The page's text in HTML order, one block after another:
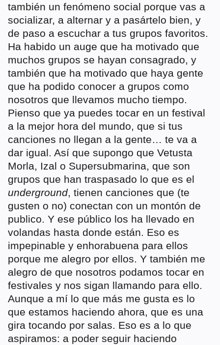
también un fenómeno social porque vas a
socializar, a alternar y a pasártelo bien, y
de paso a escuchar a tus grupos favoritos.
Ha habido un auge que ha motivado que
muchos grupos se hayan consagrado, y
también que ha motivado que haya gente
que ha podido conocer a grupos como
nosotros que llevamos mucho tiempo.
Pienso que ya puedes tocar en un festival
a la mejor hora del mundo, que si tus
canciones no llegan a la gente… te va a
dar igual. Así que supongo que Vetusta
Morla, Izal o Supersubmarina, que son
grupos que han traspasado lo que es el
underground, tienen canciones que (te
gusten o no) conectan con un montón de
publico. Y ese público los ha llevado en
volandas hasta donde están. Eso es
impepinable y enhorabuena para ellos
porque me alegro por ellos. Y también me
alegro de que nosotros podamos tocar en
festivales y nos sigan llamando para ello.
Aunque a mí lo que más me gusta es lo
que estamos haciendo ahora, que es una
gira tocando por salas. Eso es a lo que
aspiramos: a poder seguir haciendo